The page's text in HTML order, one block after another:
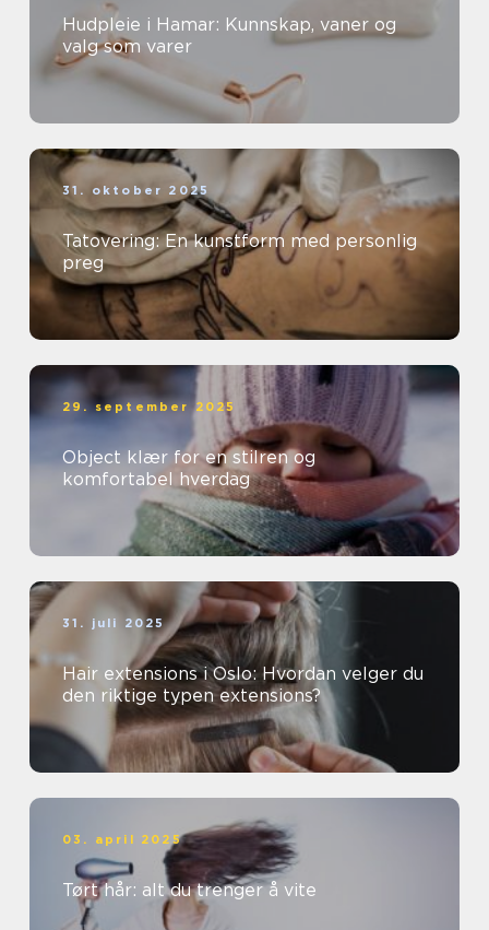
Hudpleie i Hamar: Kunnskap, vaner og
valg som varer
31. oktober 2025
Tatovering: En kunstform med personlig
preg
29. september 2025
Object klær for en stilren og
komfortabel hverdag
31. juli 2025
Hair extensions i Oslo: Hvordan velger du
den riktige typen extensions?
03. april 2025
Tørt hår: alt du trenger å vite